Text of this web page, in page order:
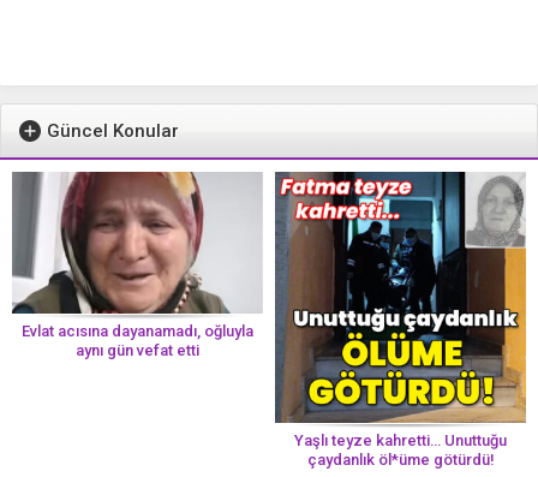
Güncel Konular
Evlat acısına dayanamadı, oğluyla
aynı gün vefat etti
Yaşlı teyze kahretti… Unuttuğu
çaydanlık öl*üme götürdü!